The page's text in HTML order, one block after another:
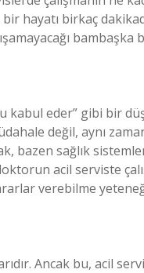
hayatı birkaç
bambaşka
kabul eder” gibi bir
değil, aynı
bazen sağlık
acil serviste
verebilme
Ancak bu, acil